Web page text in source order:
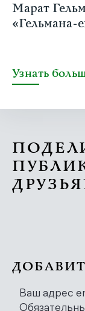
Марат
«Гельмана-
Узнать
Ваш адрес